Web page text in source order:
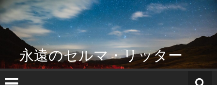
コ
ン
テ
へ
ス
キ
永遠のセルマ・リッター